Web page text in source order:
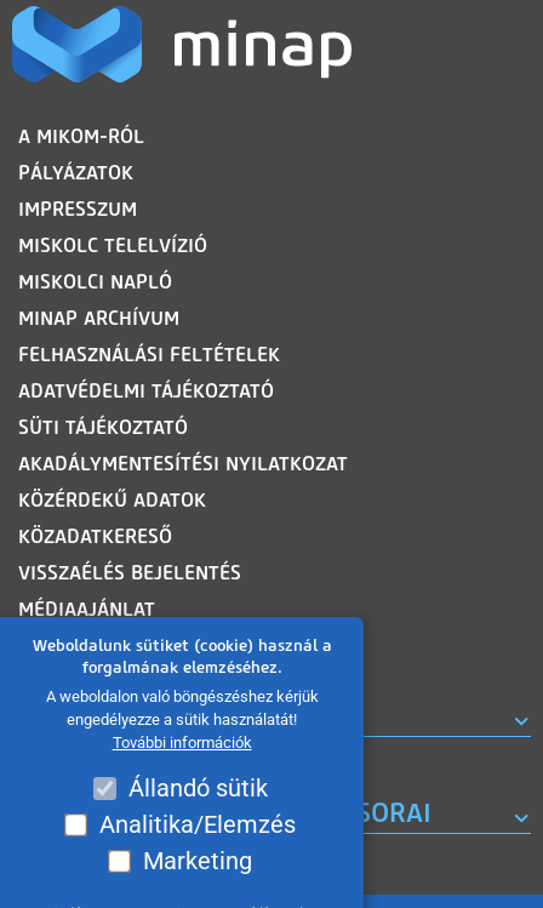
Weboldalunk sütiket (cookie) használ a
forgalmának elemzéséhez.
A weboldalon való böngészéshez kérjük
engedélyezze a sütik használatát!
További információk
Állandó sütik
Analitika/Elemzés
Marketing
LÁBLÉC
A MIKOM-RÓL
PÁLYÁZATOK
IMPRESSZUM
MISKOLC TELELVÍZIÓ
MISKOLCI NAPLÓ
MINAP ARCHÍVUM
FELHASZNÁLÁSI FELTÉTELEK
ADATVÉDELMI TÁJÉKOZTATÓ
SÜTI TÁJÉKOZTATÓ
AKADÁLYMENTESÍTÉSI NYILATKOZAT
KÖZÉRDEKŰ ADATOK
KÖZADATKERESŐ
VISSZAÉLÉS BEJELENTÉS
MÉDIAAJÁNLAT
OLDALTÉRKÉP
ROVATOK
A MISKOLC TV KORÁBBI MŰSORAI